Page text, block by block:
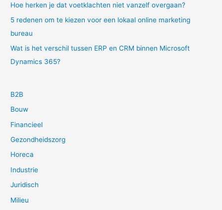
Hoe herken je dat voetklachten niet vanzelf overgaan?
5 redenen om te kiezen voor een lokaal online marketing
bureau
Wat is het verschil tussen ERP en CRM binnen Microsoft
Dynamics 365?
B2B
Bouw
Financieel
Gezondheidszorg
Horeca
Industrie
Juridisch
Milieu